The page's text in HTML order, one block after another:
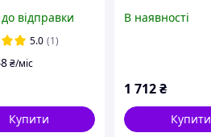
відправки
5.0 (1)
₴/міс
Купити
В наявності
1 712₴
Купити